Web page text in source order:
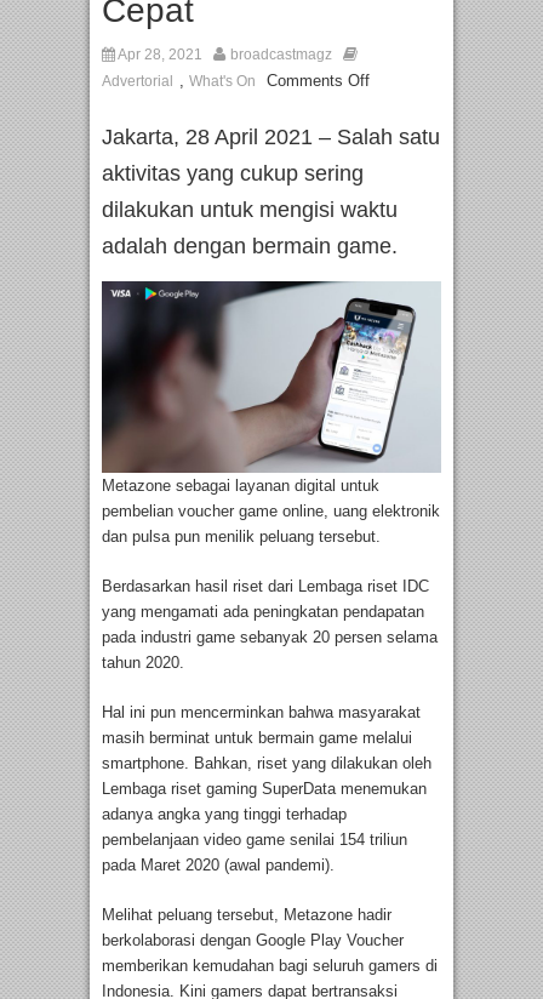
Cepat
Apr 28, 2021
broadcastmagz
Advertorial
, What's On Comments Off
Jakarta, 28 April 2021 – Salah satu
aktivitas yang cukup sering
dilakukan untuk mengisi waktu
adalah dengan bermain game.
Metazone sebagai layanan digital untuk
pembelian voucher game online, uang elektronik
dan pulsa pun menilik peluang tersebut.
Berdasarkan hasil riset dari Lembaga riset IDC
yang mengamati ada peningkatan pendapatan
pada industri game sebanyak 20 persen selama
tahun 2020.
Hal ini pun mencerminkan bahwa masyarakat
masih berminat untuk bermain game melalui
smartphone. Bahkan, riset yang dilakukan oleh
Lembaga riset gaming SuperData menemukan
adanya angka yang tinggi terhadap
pembelanjaan video game senilai 154 triliun
pada Maret 2020 (awal pandemi).
Melihat peluang tersebut, Metazone hadir
berkolaborasi dengan Google Play Voucher
memberikan kemudahan bagi seluruh gamers di
Indonesia. Kini gamers dapat bertransaksi